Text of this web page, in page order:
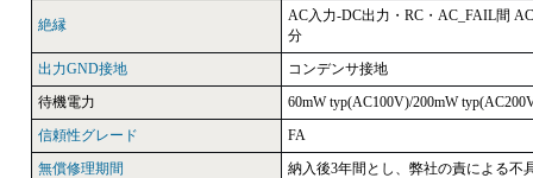
絶縁
AC入力-DC出力・RC・AC_FAIL間
分
出力GND接地
コンデンサ接地
待機電力
60mW typ(AC100V)/200mW
信頼性グレード
FA
無償修理期間
納入後3年間とし、弊社の責による不